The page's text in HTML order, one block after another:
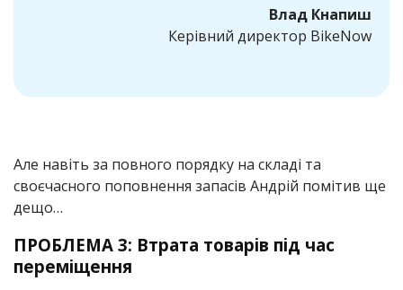
Влад Кнапиш
Керівний директор BikeNow
Але навіть за повного порядку на складі та
своєчасного поповнення запасів Андрій помітив ще
дещо…
ПРОБЛЕМА 3: Втрата товарів під час
переміщення